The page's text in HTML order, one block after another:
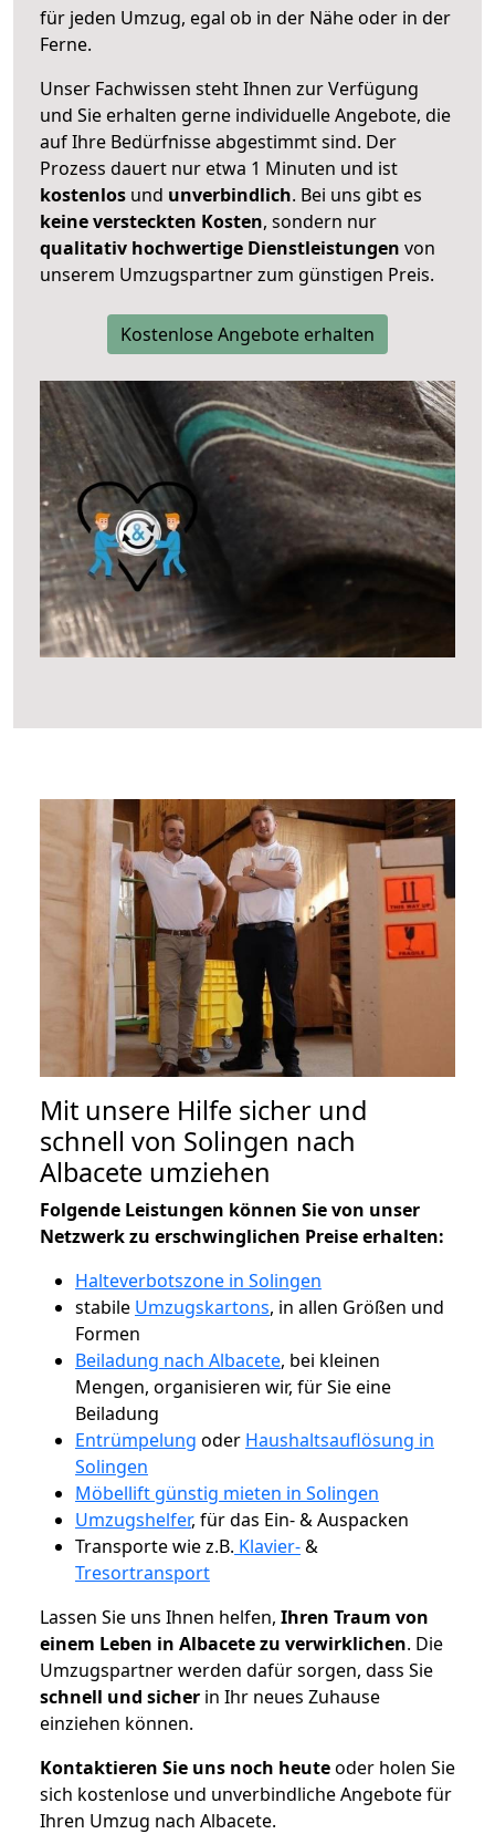
für jeden Umzug, egal ob in der Nähe oder in der
Ferne.
Unser Fachwissen steht Ihnen zur Verfügung
und Sie erhalten gerne individuelle Angebote, die
auf Ihre Bedürfnisse abgestimmt sind. Der
Prozess dauert nur etwa 1 Minuten und ist
kostenlos und unverbindlich. Bei uns gibt es
keine versteckten Kosten, sondern nur
qualitativ hochwertige Dienstleistungen von
unserem Umzugspartner zum günstigen Preis.
Kostenlose Angebote erhalten
Mit unsere Hilfe sicher und
schnell von Solingen nach
Albacete umziehen
Folgende Leistungen können Sie von unser
Netzwerk zu erschwinglichen Preise erhalten:
Halteverbotszone in Solingen
stabile Umzugskartons, in allen Größen und
Formen
Beiladung nach Albacete, bei kleinen
Mengen, organisieren wir, für Sie eine
Beiladung
Entrümpelung oder Haushaltsauflösung in
Solingen
Möbellift günstig mieten in Solingen
Umzugshelfer, für das Ein- & Auspacken
Transporte wie z.B. Klavier-&
Tresortransport
Lassen Sie uns Ihnen helfen, Ihren Traum von
einem Leben in Albacete zu verwirklichen. Die
Umzugspartner werden dafür sorgen, dass Sie
schnell und sicher in Ihr neues Zuhause
einziehen können.
Kontaktieren Sie uns noch heuteoder holen Sie
sich kostenlose und unverbindliche Angebote für
Ihren Umzug nach Albacete.